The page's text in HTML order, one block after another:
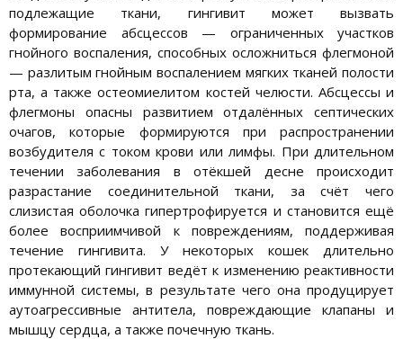
подлежащие ткани, гингивит может вызвать
формирование абсцессов — ограниченных участков
гнойного воспаления, способных осложниться флегмоной
— разлитым гнойным воспалением мягких тканей полости
рта, а также остеомиелитом костей челюсти. Абсцессы и
флегмоны опасны развитием отдалённых септических
очагов, которые формируются при распространении
возбудителя с током крови или лимфы. При длительном
течении заболевания в отёкшей десне происходит
разрастание соединительной ткани, за счёт чего
слизистая оболочка гипертрофируется и становится ещё
более восприимчивой к повреждениям, поддерживая
течение гингивита. У некоторых кошек длительно
протекающий гингивит ведёт к изменению реактивности
иммунной системы, в результате чего она продуцирует
аутоагрессивные антитела, повреждающие клапаны и
мышцу сердца, а также почечную ткань.